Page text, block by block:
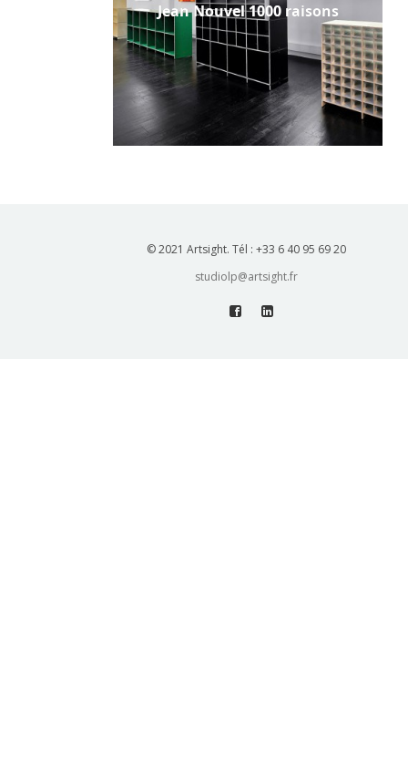
Jean Nouvel 1000 raisons
© 2021 Artsight. Tél : +33 6 40 95 69 20
studiolp@artsight.fr